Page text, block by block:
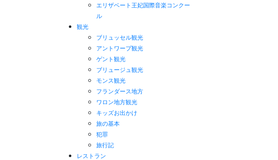
エリザベート王妃国際音楽コンクー
ル
観光
ブリュッセル観光
アントワープ観光
ゲント観光
ブリュージュ観光
モンス観光
フランダース地方
ワロン地方観光
キッズお出かけ
旅の基本
犯罪
旅行記
レストラン